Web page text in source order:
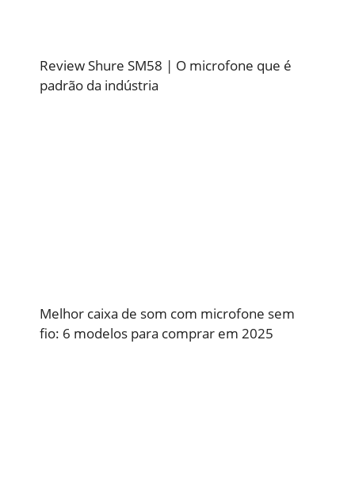
Review Shure SM58 | O microfone que é
padrão da indústria
Melhor caixa de som com microfone sem
fio: 6 modelos para comprar em 2025